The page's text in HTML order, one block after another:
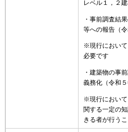
レベル１，２
・事前調査結
等への報告（
※現行におい
必要です
・建築物の事
義務化（令和
※現行におい
関する一定の
きる者が行う